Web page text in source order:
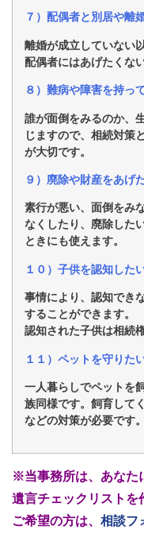
７）配偶者と別居や離
離婚が成立していない
配偶者にはあげたく な
８）難病や障害を持っ
誰が面倒をみるのか、
じますので、相続対策
が大切です。
９）廃除や財産をあげ
素行が悪い、面倒をみ
なくしたり、廃除した
ときにも使えます。
１０）子供を認知した
事情により、認知でき
することができます。
認知された子供は相続
１１）ペットを守りた
一人暮らしでペットを
族同様です。飼育して
などの対策が必要です。
※当事務所は、あなた
遺言チェックリストを
ご希望の方は、 相談フ